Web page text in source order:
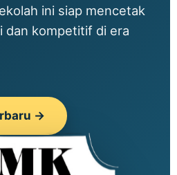
ini siap mencetak
dan kompetitif di era
→